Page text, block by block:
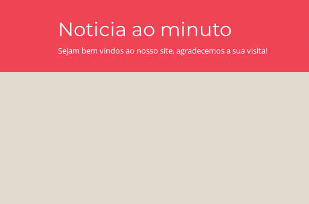
Noticia ao minuto
Sejam bem vindos ao nosso site, agradecemos a sua visita!